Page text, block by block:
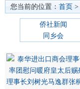
您当前的位置： 首页 >
侨社新闻
同乡会